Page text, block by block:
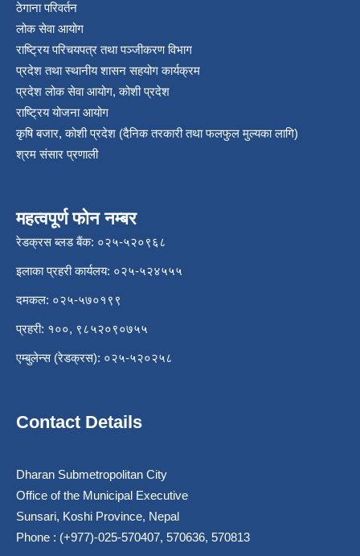
ठेगाना परिवर्तन
लोक सेवा आयोग
राष्ट्रिय परिचयपत्र तथा पञ्‍जीकरण विभाग
प्रदेश तथा स्थानीय शासन सहयोग कार्यक्रम
प्रदेश लोक सेवा आयोग, कोशी प्रदेश
राष्ट्रिय योजना आयोग
कृषि बजार, कोशी प्रदेश (दैनिक तरकारी तथा फलफुल मुल्यका लागि)
श्रम संसार प्रणाली
महत्वपूर्ण फोन नम्बर
रेडक्रस ब्लड बैंक: ०२५-५२०९६८
इलाका प्रहरी कार्यलय: ०२५-५२४५५५
दमकल: ०२५-५७०१९९
प्रहरी: १००, ९८५२०९०७५५
एम्बुलेन्स (रेडक्रस): ०२५-५२०२५८
Contact Details
Dharan Submetropolitan City
Office of the Municipal Executive
Sunsari, Koshi Province, Nepal
Phone : (+977)-025-570407, 570636, 570813